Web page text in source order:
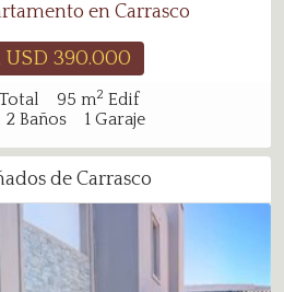
en Carrasco
USD 390.000
Total 95 m2 Edif
2Baños 1Garaje
de Carrasco